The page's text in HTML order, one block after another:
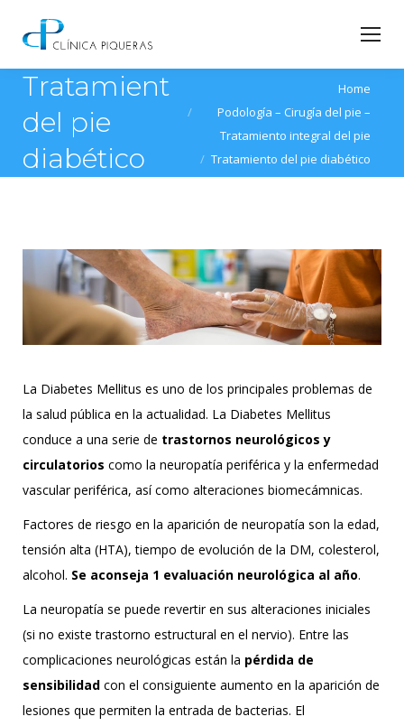
Tratamiento
del pie
diabético
Home
Podología – Cirugía del pie –
Tratamiento integral del pie
Tratamiento del pie diabético
La Diabetes Mellitus es uno de los principales problemas de
la salud pública en la actualidad. La Diabetes Mellitus
conduce a una serie de trastornos neurológicos y
circulatorios como la neuropatía periférica y la enfermedad
vascular periférica, así como alteraciones biomecámnicas.
Factores de riesgo en la aparición de neuropatía son la edad,
tensión alta (HTA), tiempo de evolución de la DM, colesterol,
alcohol. Se aconseja 1 evaluación neurológica al año.
La neuropatía se puede revertir en sus alteraciones iniciales
(si no existe trastorno estructural en el nervio). Entre las
complicaciones neurológicas están la pérdida de
sensibilidad con el consiguiente aumento en la aparición de
lesiones que permiten la entrada de bacterias. El